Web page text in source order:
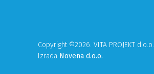
Copyright ©2026. VITA PROJEKT d.o.o.
Izrada Novena d.o.o.